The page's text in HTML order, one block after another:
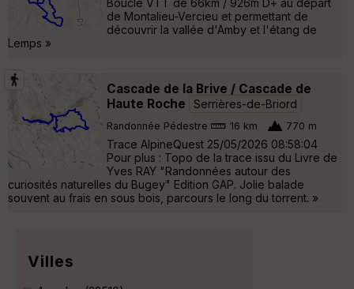
Boucle VTT de 66km / 926m D+ au départ
de Montalieu-Vercieu et permettant de
découvrir la vallée d'Amby et l'étang de
Lemps »
Cascade de la Brive / Cascade de
Haute Roche
Serrières-de-Briord
Randonnée Pédestre 16 km 770 m
Trace AlpineQuest 25/05/2026 08:58:04
Pour plus : Topo de la trace issu du Livre de
Yves RAY "Randonnées autour des
curiosités naturelles du Bugey" Edition GAP. Jolie balade
souvent au frais en sous bois, parcours le long du torrent. »
Villes